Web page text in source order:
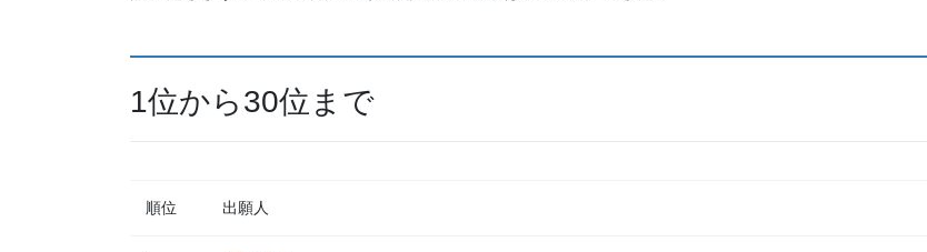
1位から30位まで
順位 出願人